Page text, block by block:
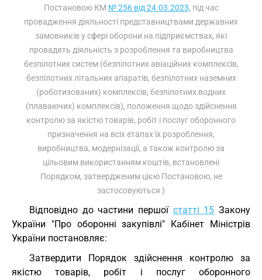
Постановою КМ № 256 від 24.03.2023, під час
провадження діяльності представництвами державних
замовників у сфері оборони на підприємствах, які
провадять діяльність з розроблення та виробництва
безпілотних систем (безпілотних авіаційних комплексів,
безпілотних літальних апаратів, безпілотних наземних
(роботизованих) комплексів, безпілотних водних
(плаваючих) комплексів), положення щодо здійснення
контролю за якістю товарів, робіт і послуг оборонного
призначення на всіх етапах їх розроблення,
виробництва, модернізації, а також контролю за
цільовим використанням коштів, встановлені
Порядком, затвердженим цією Постановою, не
застосовуються )
Відповідно до частини першої статті 15 Закону
України "Про оборонні закупівлі" Кабінет Міністрів
України постановляє:
Затвердити Порядок здійснення контролю за
якістю товарів, робіт і послуг оборонного